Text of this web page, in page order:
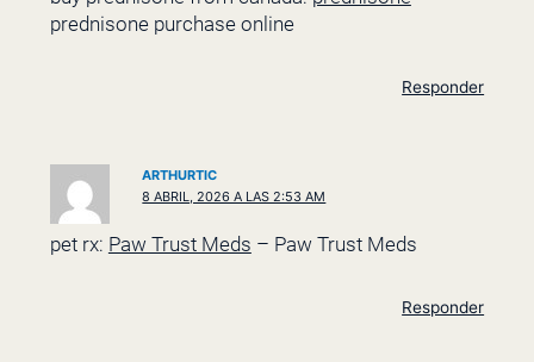
prednisone purchase online
Responder
ARTHURTIC
8 ABRIL, 2026 A LAS 2:53 AM
pet rx: Paw Trust Meds – Paw Trust Meds
Responder